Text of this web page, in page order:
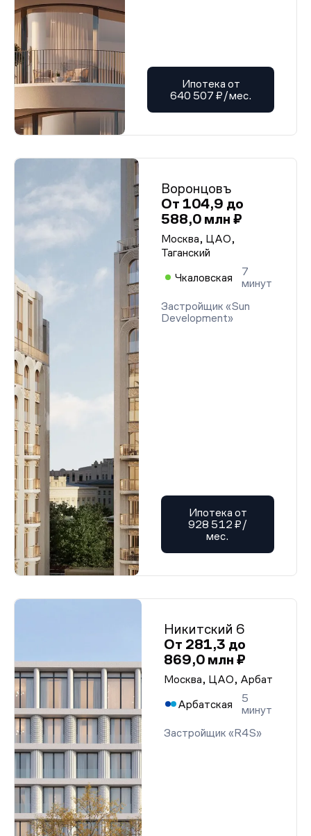
Ипотека от
640 507 ₽/мес.
Воронцовъ
От 104,9 до
588,0 млн ₽
Москва, ЦАО,
Таганский
Чкаловская
7
минут
Застройщик «Sun
Development»
Ипотека от
928 512 ₽/
мес.
Никитский 6
От 281,3 до
869,0 млн ₽
Москва, ЦАО, Арбат
Арбатская
5
минут
Застройщик «R4S»